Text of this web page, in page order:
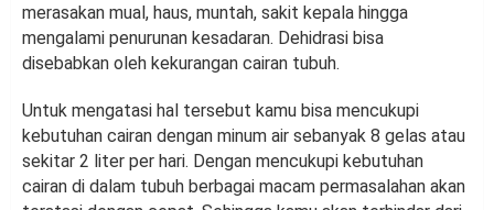
merasakan mual, haus, muntah, sakit kepala hingga
mengalami penurunan kesadaran. Dehidrasi bisa
disebabkan oleh kekurangan cairan tubuh.
Untuk mengatasi hal tersebut kamu bisa mencukupi
kebutuhan cairan dengan minum air sebanyak 8 gelas atau
sekitar 2 liter per hari. Dengan mencukupi kebutuhan
cairan di dalam tubuh berbagai macam permasalahan akan